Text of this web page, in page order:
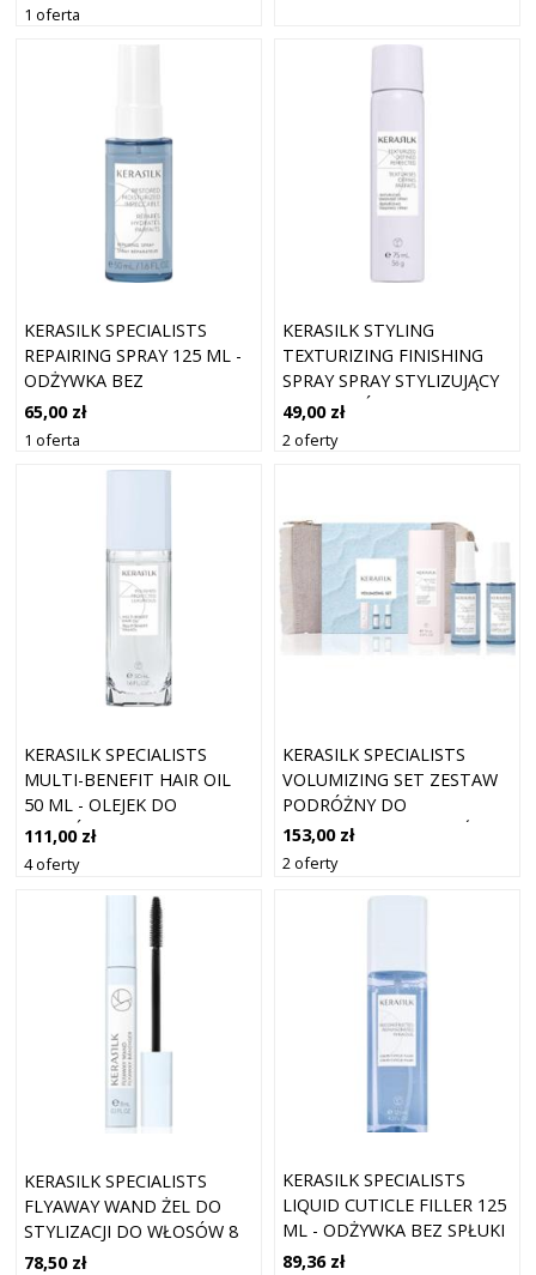
1 oferta
KERASILK SPECIALISTS
REPAIRING SPRAY 125 ML -
ODŻYWKA BEZ
SPŁUKIWANIA
65,00 zł
1 oferta
KERASILK STYLING
TEXTURIZING FINISHING
SPRAY SPRAY STYLIZUJĄCY
DO WŁOSÓW 75 ML
49,00 zł
2 oferty
KERASILK SPECIALISTS
MULTI-BENEFIT HAIR OIL
50 ML - OLEJEK DO
WŁOSÓW 5
111,00 zł
4 oferty
KERASILK SPECIALISTS
VOLUMIZING SET ZESTAW
PODRÓŻNY DO
ZWIĘKSZENIA OBJĘTOŚCI
WŁOSÓW
153,00 zł
2 oferty
KERASILK SPECIALISTS
FLYAWAY WAND ŻEL DO
STYLIZACJI DO WŁOSÓW 8
ML
78,50 zł
KERASILK SPECIALISTS
LIQUID CUTICLE FILLER 125
ML - ODŻYWKA BEZ SPŁUKI
89,36 zł